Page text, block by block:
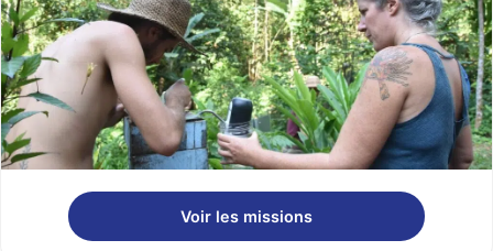
Voir les missions